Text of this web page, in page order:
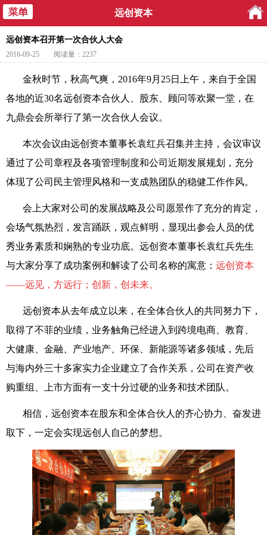
远创资本
远创资本召开第一次合伙人大会
2016-09-25 阅读量：2237
金秋时节，秋高气爽，2016年9月25日上午，来自于全国
各地的近30名远创资本合伙人、股东、顾问等欢聚一堂，在
九鼎会会所举行了第一次合伙人会议。
本次会议由远创资本董事长袁红兵召集并主持，会议审议
通过了公司章程及各项管理制度和公司近期发展规划，充分
体现了公司民主管理风格和一支成熟团队的稳健工作作风。
会上大家对公司的发展战略及公司愿景作了充分的肯定，
会场气氛热烈，发言踊跃，观点鲜明，显现出参会人员的优
秀业务素质和娴熟的专业功底。远创资本董事长袁红兵先生
与大家分享了成功案例和解读了公司名称的寓意： 远创资本
——远见，方远行；创新，创未来。
远创资本从去年成立以来，在全体合伙人的共同努力下，
取得了不菲的业绩，业务触角已经进入到跨境电商、教育、
大健康、金融、产业地产、环保、新能源等诸多领域，先后
与海内外三十多家实力企业建立了合作关系，公司在资产收
购重组、上市方面有一支十分过硬的业务和技术团队。
相信，远创资本在股东和全体合伙人的齐心协力、奋发进
取下，一定会实现远创人自己的梦想。